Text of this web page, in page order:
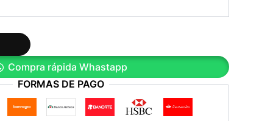
Compra rápida Whastapp
FORMAS DE PAGO